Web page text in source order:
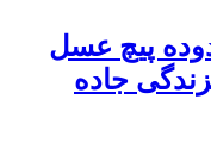
پیچ عسل
جاده